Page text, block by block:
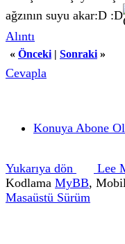
ağzının suyu akar:D :D
Alıntı
« Önceki | Sonraki »
Cevapla
Konuya Abone Ol
Yukarıya dön
Lee
Kodlama MyBB,
Masaüstü Sürüm